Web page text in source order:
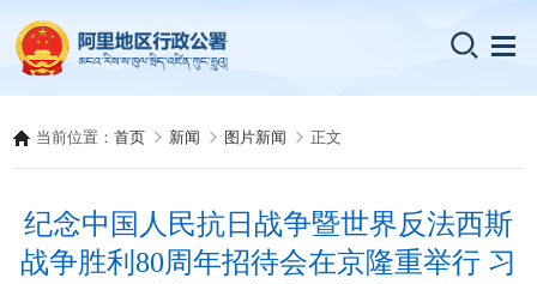
当前位置：首页 新闻 图片新闻 正文
纪念中国人民抗日战争暨世界反法西斯
战争胜利80周年招待会在京隆重举行 习